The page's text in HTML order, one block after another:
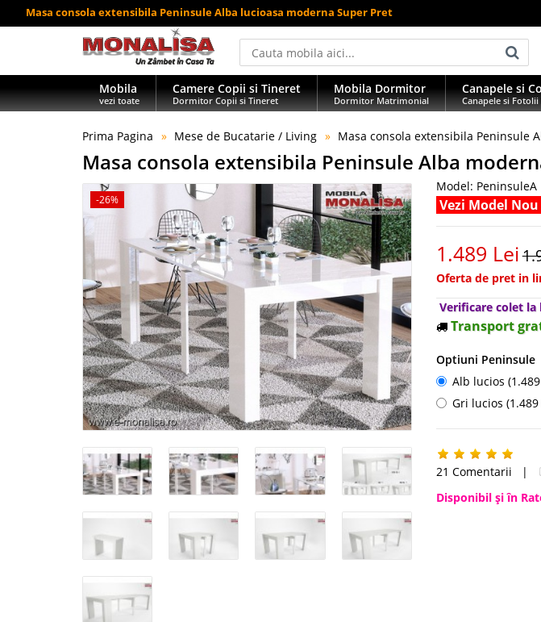
Masa consola extensibila Peninsule Alba lucioasa moderna Super Pret
Mobila
vezi toate
Camere Copii si Tineret
Dormitor Copii si Tineret
Mobila Dormitor
Dormitor Matrimonial
Canapele si
Canapele si
Prima Pagina Mese de Bucatarie / Living Masa consola extensibila Peninsule
Masa consola extensibila Peninsule Alba
-26%
Model: PeninsuleA
Vezi Model Nou
1.489 Lei
Oferta de pret in
Verificare colet la
Transport
Optiuni Peninsule
Alb lucios
Gri lucios (1.489
21 Comentarii |
Disponibil şi în